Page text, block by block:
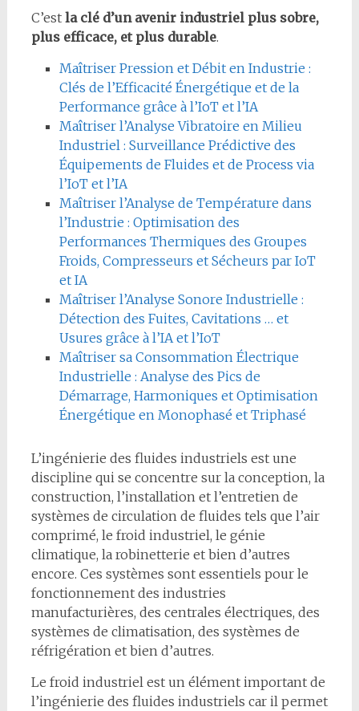
C’est la clé d’un avenir industriel plus sobre,
plus efficace, et plus durable.
Maîtriser Pression et Débit en Industrie :
Clés de l’Efficacité Énergétique et de la
Performance grâce à l’IoT et l’IA
Maîtriser l’Analyse Vibratoire en Milieu
Industriel : Surveillance Prédictive des
Équipements de Fluides et de Process via
l’IoT et l’IA
Maîtriser l’Analyse de Température dans
l’Industrie : Optimisation des
Performances Thermiques des Groupes
Froids, Compresseurs et Sécheurs par IoT
et IA
Maîtriser l’Analyse Sonore Industrielle :
Détection des Fuites, Cavitations … et
Usures grâce à l’IA et l’IoT
Maîtriser sa Consommation Électrique
Industrielle : Analyse des Pics de
Démarrage, Harmoniques et Optimisation
Énergétique en Monophasé et Triphasé
L’ingénierie des fluides industriels est une
discipline qui se concentre sur la conception, la
construction, l’installation et l’entretien de
systèmes de circulation de fluides tels que l’air
comprimé, le froid industriel, le génie
climatique, la robinetterie et bien d’autres
encore. Ces systèmes sont essentiels pour le
fonctionnement des industries
manufacturières, des centrales électriques, des
systèmes de climatisation, des systèmes de
réfrigération et bien d’autres.
Le froid industriel est un élément important de
l’ingénierie des fluides industriels car il permet